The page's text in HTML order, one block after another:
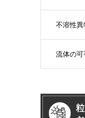
不溶性
流体の